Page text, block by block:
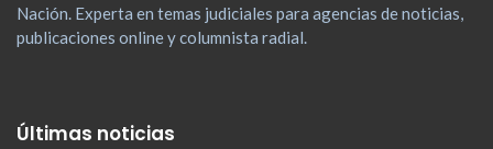
Nación. Experta en temas judiciales para agencias de noticias,
publicaciones online y columnista radial.
Últimas noticias